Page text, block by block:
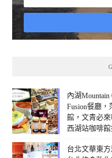
內湖Mountain
Fusion餐廳
館，文青必
西湖站咖啡
台北文華東方